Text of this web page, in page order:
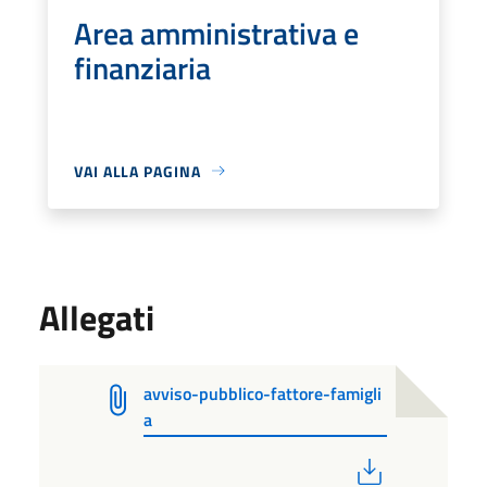
Area amministrativa e
finanziaria
VAI ALLA PAGINA
Allegati
avviso-pubblico-fattore-famigli
a